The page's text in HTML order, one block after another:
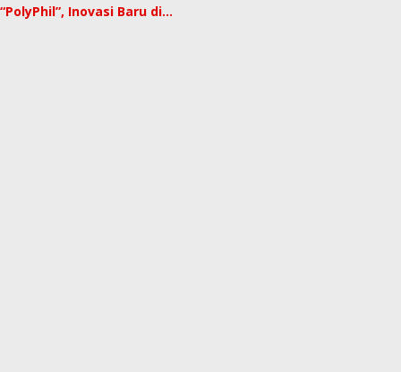
“PolyPhil”, Inovasi Baru di…